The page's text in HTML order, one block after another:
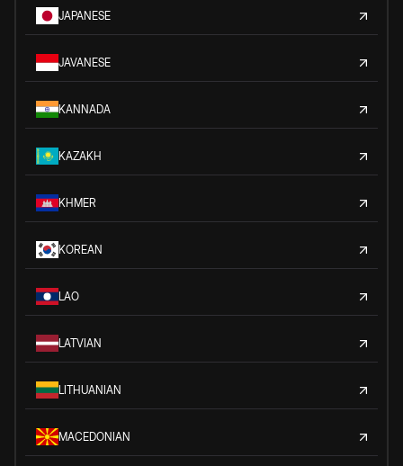
JAPANESE
JAVANESE
KANNADA
KAZAKH
KHMER
KOREAN
LAO
LATVIAN
LITHUANIAN
MACEDONIAN